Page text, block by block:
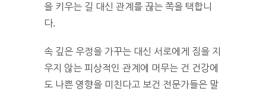
을 키우는 길 대신 관계를 끊는 쪽을 택합니
다.
속 깊은 우정을 가꾸는 대신 서로에게 짐을 지
우지 않는 피상적인 관계에 머무는 건 건강에
도 나쁜 영향을 미친다고 보건 전문가들은 말